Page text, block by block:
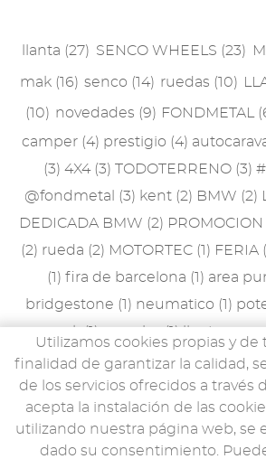
Utilizamos cookies propias y de
finalidad de garantizar la calidad,
de los servicios ofrecidos a través
acepta la instalación de las
utilizando nuestra página web, se
dado su consentimiento.
llanta (27) SENCO WHEELS (23)
mak (16) senco (14) ruedas (10)
(10) novedades (9) FONDMETAL
camper (4) prestigio (4)
(3) 4X4 (3) TODOTERRENO (3)
@fondmetal (3) kent (2) BMW (2)
DEDICADA BMW (2) PROMOCION
(2) rueda (2) MOTORTEC (1) FERIA
(1) fira de barcelona (1) area
bridgestone (1) neumatico (1)
peak(1) porsche(1) llanta
accesorios(1) mak stilo(1) mille
rueda de recambio(1) rueda de
(1) llantas ligeras(1)